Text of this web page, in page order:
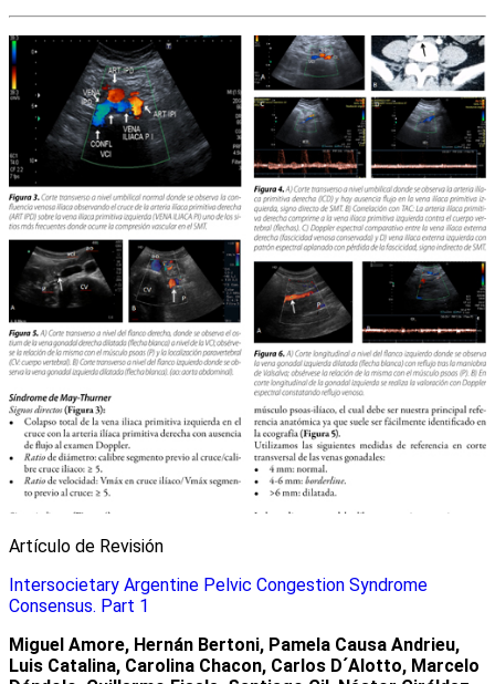
Artículo de Revisión
Intersocietary Argentine Pelvic Congestion Syndrome
Consensus. Part 1
Miguel Amore, Hernán Bertoni, Pamela Causa Andrieu,
Luis Catalina, Carolina Chacon, Carlos D´Alotto, Marcelo